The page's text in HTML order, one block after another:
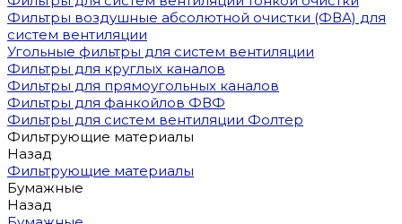
Фильтры воздушные абсолютной очистки (ФВА) для
систем вентиляции
Угольные фильтры для систем вентиляции
Фильтры для круглых каналов
Фильтры для прямоугольных каналов
Фильтры для фанкойлов ФВФ
Фильтры для систем вентиляции Фолтер
Фильтрующие материалы
Назад
Фильтрующие материалы
Бумажные
Назад